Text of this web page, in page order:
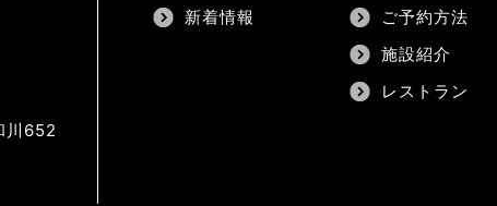
川652
新着情報
ご予約方法
施設紹介
レストラン